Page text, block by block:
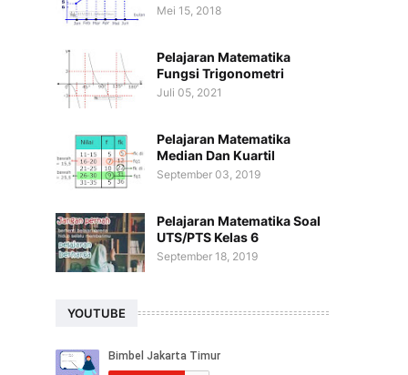
Mei 15, 2018
Pelajaran Matematika
Fungsi Trigonometri
Juli 05, 2021
Pelajaran Matematika
Median Dan Kuartil
September 03, 2019
Pelajaran Matematika Soal
UTS/PTS Kelas 6
September 18, 2019
YOUTUBE